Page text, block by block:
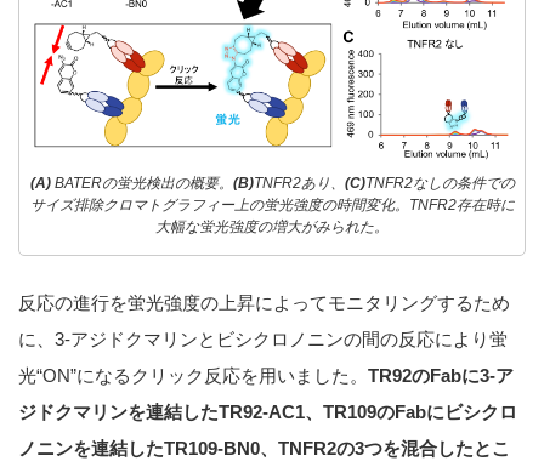
(A)BATERの蛍光検出の概要。 (B)TNFR2あり、 (C)TNFR2なしの条件での
サイズ排除クロマトグラフィー上の蛍光強度の時間変化。TNFR2存在時に
大幅な蛍光強度の増大がみられた。
反応の進行を蛍光強度の上昇によってモニタリングするため
に、3-アジドクマリンとビシクロノニンの間の反応により蛍
光“ON”になるクリック反応を用いました。 TR92のFabに3-ア
ジドクマリンを連結したTR92-AC1、TR109のFabにビシクロ
ノニンを連結したTR109-BN0、TNFR2の3つを混合したとこ